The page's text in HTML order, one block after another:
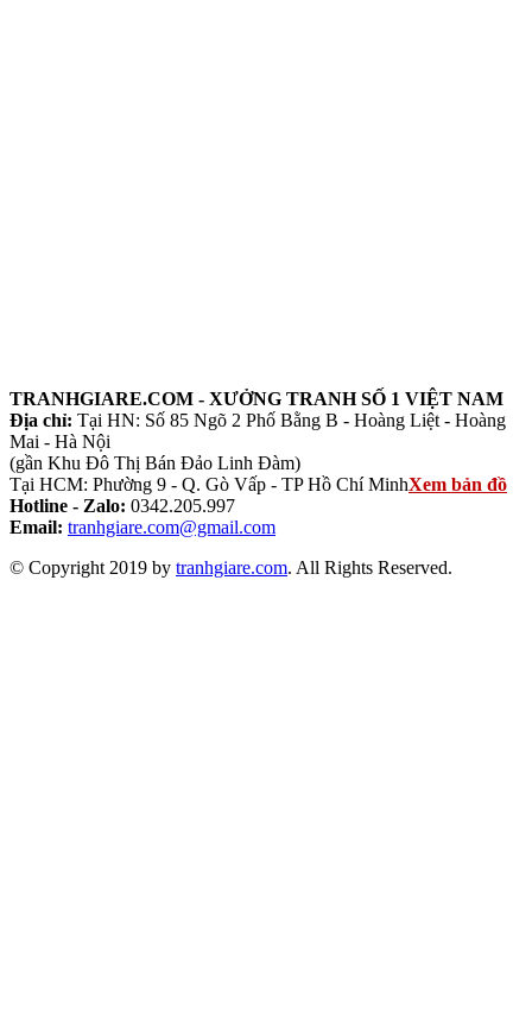
TRANHGIARE.COM - XƯỞNG TRANH SỐ 1 VIỆT NAM
Địa chỉ: Tại HN: Số 85 Ngõ 2 Phố Bằng B - Hoàng Liệt - Hoàng
Mai - Hà Nội
(gần Khu Đô Thị Bán Đảo Linh Đàm)
Tại HCM: Phường 9 - Q. Gò Vấp - TP Hồ Chí MinhXem bản đồ
Hotline - Zalo: 0342.205.997
Email: tranhgiare.com@gmail.com
© Copyright 2019 by tranhgiare.com. All Rights Reserved.